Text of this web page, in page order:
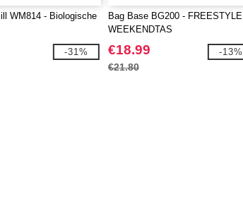
WM814 - Biologische
-31%
Bag Base BG200 - FREESTYLE
WEEKENDTAS
€18.99
€21.80
-13%